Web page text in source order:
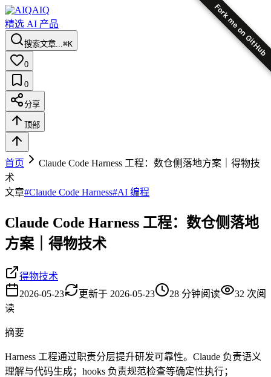
Fork me on GitHub
AIQ
精选 AI 产品
搜索文章...⌘K
0
0
分享
顶部
首页
Claude Code Harness 工程：数仓侧落地方案｜得物技
术
文章#Claude Code Harness#AI 编程
Claude Code Harness 工程：数仓侧落地
方案｜得物技术
得物技术
2026-05-23
更新于 2026-05-23 28 分钟阅读 32 次阅
读
摘要
Harness 工程通过职责分层提升研发可靠性。Claude 负责语义
理解与代码生成；hooks 负责规范检查等确定性执行；